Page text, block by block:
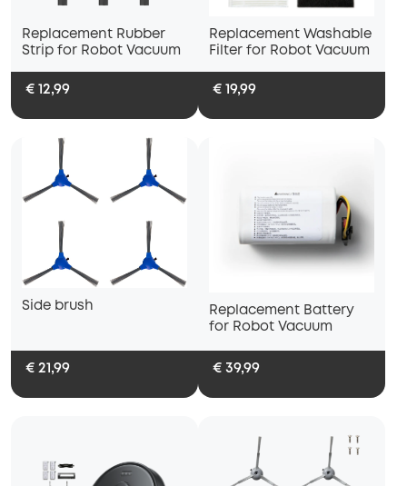
Replacement Rubber
Strip for Robot Vacuum
€ 12,99
Replacement Washable
Filter for Robot Vacuum
€ 19,99
Side brush
€ 21,99
Replacement Battery
for Robot Vacuum
€ 39,99